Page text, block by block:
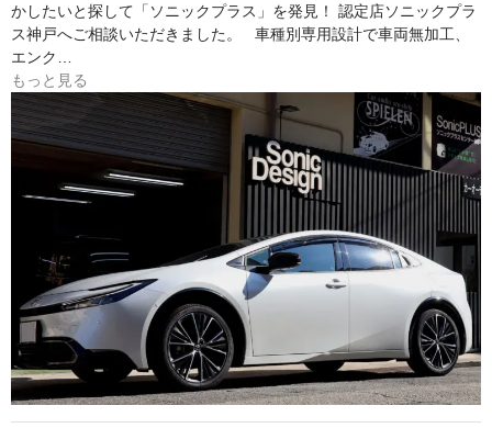
かしたいと探して「ソニックプラス」を発見！ 認定店ソニックプラ
ス神戸へご相談いただきました。 車種別専用設計で車両無加工、
エンク…
もっと見る